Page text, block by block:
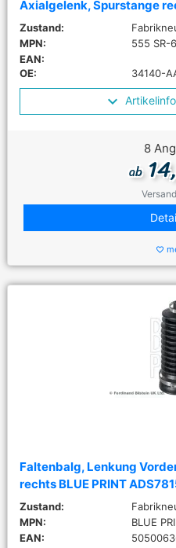
Axialgelenk, Spurstange
Zustand:
MPN:
555 SR-
EAN:
OE:
34140-
8
ab
favorite_border
Faltenbalg, Lenkung
rechts BLUE PRINT
Zustand:
MPN:
BLUE
EAN: